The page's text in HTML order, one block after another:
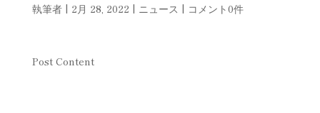
執筆者 | 2月 28, 2022 | ニュース | コメント0件
Post Content